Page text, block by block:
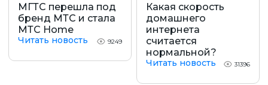
МГТС перешла под
бренд МТС и стала
МТС Home
Читать новость 9249
Какая скорость
домашнего
интернета
считается
нормальной?
Читать новость 31396